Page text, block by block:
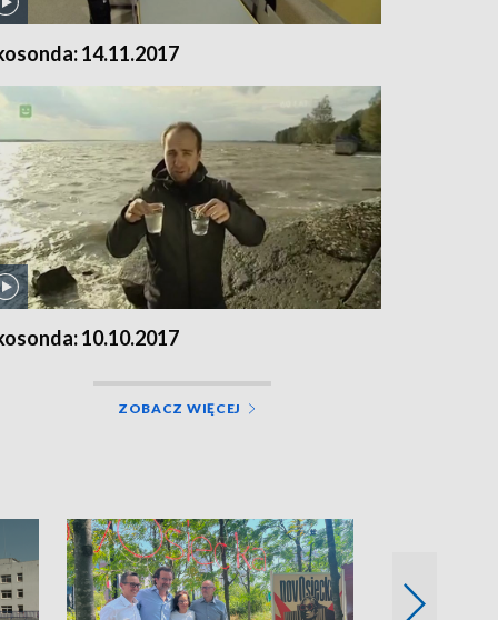
14.11.2017
10.10.2017
ZOBACZ WIĘCEJ